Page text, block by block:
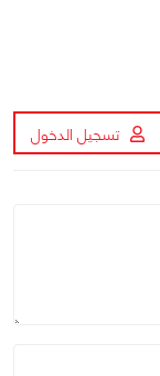
تسجيل الدخول